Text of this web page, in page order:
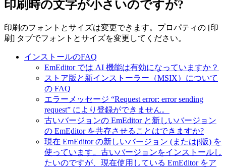
印刷時の文字が小さいのですが?
印刷のフォントとサイズは変更できます。プロパティの [印
刷] タブでフォントとサイズを変更してください。
インストールのFAQ
EmEditor では AI 機能は有効になっていますか？
ストア版と新インストーラー（MSIX）について
の FAQ
エラーメッセージ “Request error: error sending
request” により登録ができません。
古いバージョンの EmEditor と新しいバージョン
の EmEditor を共存させることはできますか?
現在 EmEditor の新しいバージョン (またはβ版) を
使っています。古いバージョンをインストールし
たいのですが、現在使用している EmEditor をア